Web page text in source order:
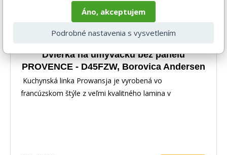
Dvierka na umývačku bez panelu
PROVENCE - D45FZW, Borovica Andersen
Kuchynská linka Prowansja je vyrobená vo
francúzskom štýle z veľmi kvalitného lamina v
Áno, akceptujem
Podrobné nastavenia s vysvetlením